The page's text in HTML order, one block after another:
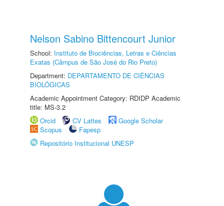
Nelson Sabino Bittencourt Junior
School: Instituto de Biociências, Letras e Ciências
Exatas (Câmpus de São José do Rio Preto)
Department: DEPARTAMENTO DE CIÊNCIAS
BIOLÓGICAS
Academic Appointment Category: RDIDP Academic
title: MS-3.2
Orcid
CV Lattes
Google Scholar
Scopus
Fapesp
Repositório Institucional UNESP